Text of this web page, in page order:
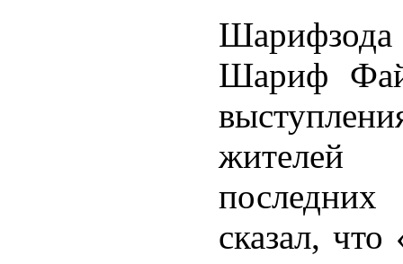
Шарифзода
Шариф
жителей
сказал, что